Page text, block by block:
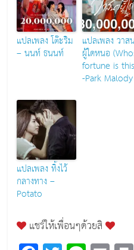
แปลเพลง โต๊ะริม
– นนท์ ธนนท์
แปลเพลง วาส
ผู้ใดหนอ
fortune is
-Park Malody
แปลเพลง ทิ้งไว้
กลางทาง –
Potato
แชร์ให้เพื่อนๆด้วยสิ